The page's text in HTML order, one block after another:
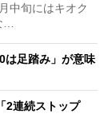
中旬にはキオク
…
は足踏み」が意味
2連続ストップ